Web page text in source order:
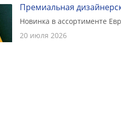
Премиальная
Новинка в ассортименте
20 июля 2026